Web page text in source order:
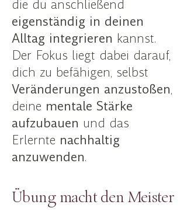
die du anschließend
eigenständig in deinen
Alltag integrieren kannst.
Der Fokus liegt dabei darauf,
dich zu befähigen, selbst
Veränderungen anzustoßen,
deine mentale Stärke
aufzubauen und das
Erlernte nachhaltig
anzuwenden.
Übung macht den Meister